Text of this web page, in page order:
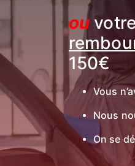
ou
150€
Vous
Nous
On se